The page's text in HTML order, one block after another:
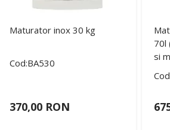
Maturator inox 30 kg
Cod:BA530
370,00 RON
70l
si